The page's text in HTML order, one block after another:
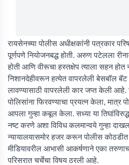
रायसेनच्या पोलीस अधीक्षकांनी पत्रकार
पूर्णपणे नियोजनबद्ध होती. अरुण पटेलला
होती आणि वीरूचा हस्तक्षेप त्याला सहन होत
निशानदेहीवरून हत्येत वापरलेली बेसबॉल बॅट
लावण्यासाठी वापरलेली कार जप्त केली आहे.
पोलिसांना फिरवण्याचा प्रयत्न केला, मात्र
आपला गुन्हा कबूल केला. सध्या या
नष्ट करणे अशा विविध कलमान्वये गुन्हा
न्यायालयासमोर हजर करून पोलीस
मीडियावरील आभासी आकर्षणाने एका
परिसरात चर्चेचा विषय ठरली आहे.